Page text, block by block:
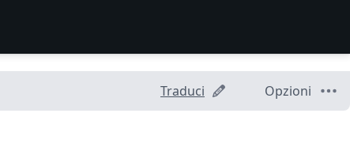
Traduci
Opzioni